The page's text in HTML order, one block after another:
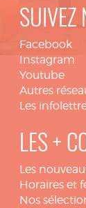
SUIVEZ
Facebook
Instagram
Youtube
Autres
Les
LES +
Les
Horaires et
Nos